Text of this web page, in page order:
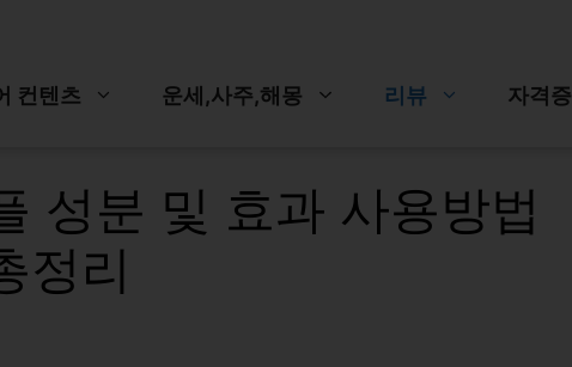
컨텐츠 운세,사주,해몽 리뷰 자격증
성분 및 효과 사용방법
정리